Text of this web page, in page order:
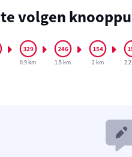
te volgen
0.9 km 1.5 km 2 km